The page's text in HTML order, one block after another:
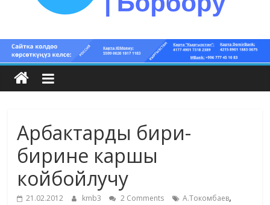
Кыргыз
маданият
Кыргыз
маданияты
жана
адабияты
Арбактарды бири-
бирине каршы
койбойлучу
21.02.2012 kmb3 2 Comments А.Токомбаев,